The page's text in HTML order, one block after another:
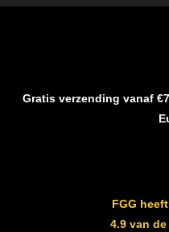
Gratis verzending vanaf
FGG
4.9 van